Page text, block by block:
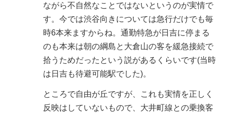
ながら不自然なことではないというのが実情で
す。今では渋谷向きについては急行だけでも毎
時6本来ますからね。通勤特急が日吉に停まる
のも本来は朝の綱島と大倉山の客を緩急接続で
拾うためだったという説があるくらいです(当時
は日吉も待避可能駅でした)。
ところで自由が丘ですが、これも実情を正しく
反映はしていないもので、大井町線との乗換客